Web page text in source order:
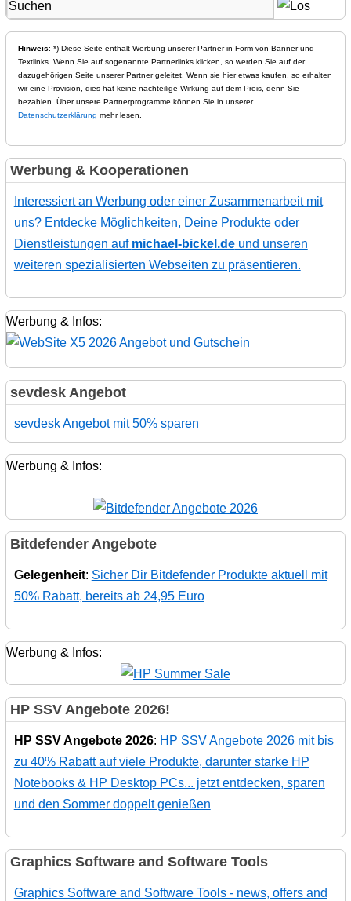
Hinweis: *) Diese Seite enthält Werbung unserer Partner in Form von Banner und
Textlinks. Wenn Sie auf sogenannte Partnerlinks klicken, so werden Sie auf der
dazugehörigen Seite unserer Partner geleitet. Wenn sie hier etwas kaufen, so erhalten
wir eine Provision, dies hat keine nachteilige Wirkung auf dem Preis, denn Sie
bezahlen. Über unsere Partnerprogramme können Sie in unserer
Datenschutzerklärung mehr lesen.
Werbung & Kooperationen
Interessiert an Werbung oder einer Zusammenarbeit mit
uns? Entdecke Möglichkeiten, Deine Produkte oder
Dienstleistungen auf michael-bickel.deund unseren
weiteren spezialisierten Webseiten zu präsentieren.
Werbung & Infos:
sevdesk Angebot
sevdesk Angebot mit 50% sparen
Werbung & Infos:
Bitdefender Angebote
Gelegenheit: Sicher Dir Bitdefender Produkte aktuell mit
50% Rabatt, bereits ab 24,95 Euro
Werbung & Infos:
HP SSV Angebote 2026!
HP SSV Angebote 2026: HP SSV Angebote 2026 mit bis
zu 40% Rabatt auf viele Produkte, darunter starke HP
Notebooks & HP Desktop PCs... jetzt entdecken, sparen
und den Sommer doppelt genießen
Graphics Software and Software Tools
Graphics Software and Software Tools - news, offers and